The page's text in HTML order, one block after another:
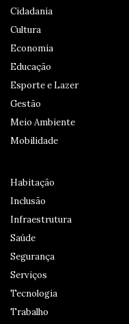
Cidadania
Cultura
Economia
Educação
Esporte e Lazer
Gestão
Meio Ambiente
Mobilidade
Habitação
Inclusão
Infraestrutura
Saúde
Segurança
Serviços
Tecnologia
Trabalho